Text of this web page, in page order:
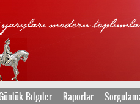
Bilgiler Raporlar